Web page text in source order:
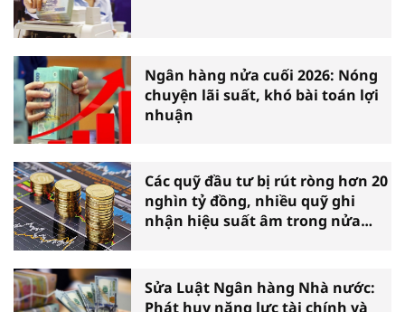
Ngân hàng nửa cuối 2026: Nóng
chuyện lãi suất, khó bài toán lợi
nhuận
Các quỹ đầu tư bị rút ròng hơn 20
nghìn tỷ đồng, nhiều quỹ ghi
nhận hiệu suất âm trong nửa
Sửa Luật Ngân hàng Nhà nước:
Phát huy năng lực tài chính và